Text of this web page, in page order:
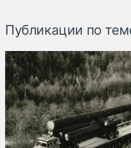
Публикации по